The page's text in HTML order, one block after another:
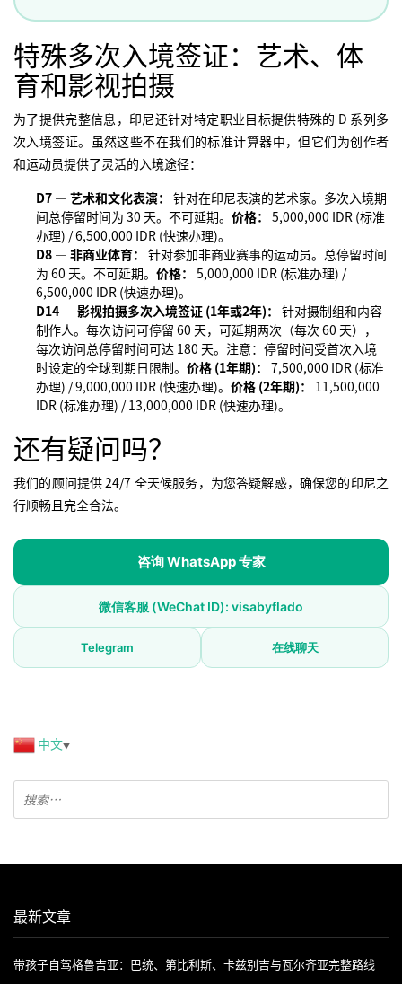
特殊多次入境签证：艺术、体
育和影视拍摄
为了提供完整信息，印尼还针对特定职业目标提供特殊的 D 系列多
次入境签证。虽然这些不在我们的标准计算器中，但它们为创作者
和运动员提供了灵活的入境途径：
D7 — 艺术和文化表演： 针对在印尼表演的艺术家。多次入境期
间总停留时间为 30 天。不可延期。 价格： 5,000,000 IDR (标准
办理) / 6,500,000 IDR (快速办理)。
D8 — 非商业体育： 针对参加非商业赛事的运动员。总停留时间
为 60 天。不可延期。 价格： 5,000,000 IDR (标准办理) /
6,500,000 IDR (快速办理)。
D14 — 影视拍摄多次入境签证 (1年或2年)： 针对摄制组和内容
制作人。每次访问可停留 60 天，可延期两次（每次 60 天），
每次访问总停留时间可达 180 天。注意：停留时间受首次入境
时设定的全球到期日限制。 价格 (1年期)： 7,500,000 IDR (标准
办理) / 9,000,000 IDR (快速办理)。 价格 (2年期)：
11,500,000
IDR (标准办理) / 13,000,000 IDR (快速办理)。
还有疑问吗？
我们的顾问提供 24/7 全天候服务，为您答疑解惑，确保您的印尼之
行顺畅且完全合法。
咨询 WhatsApp 专家
微信客服 (WeChat ID): visabyflado
Telegram 在线聊天
中文▼
最新文章
带孩子自驾格鲁吉亚：巴统、第比利斯、卡兹别吉与瓦尔齐亚完整路线